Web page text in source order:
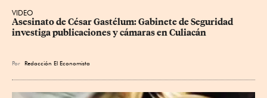
VIDEO
Asesinato de César Gastélum: Gabinete de Seguridad
investiga publicaciones y cámaras en Culiacán
Por Redacción El Economista